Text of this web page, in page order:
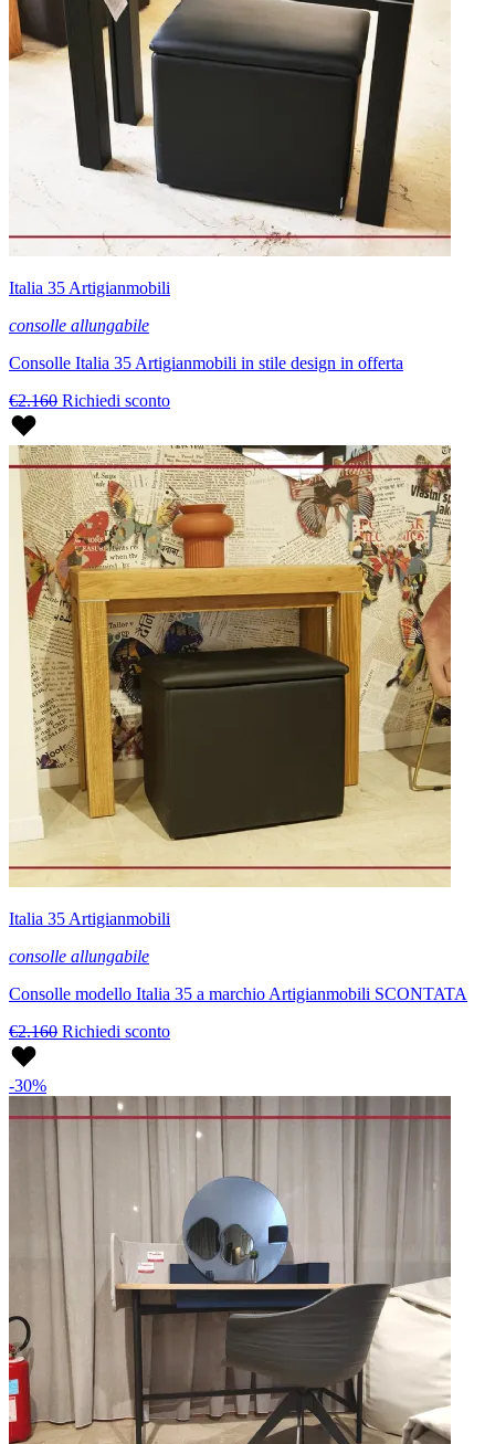
Italia 35 Artigianmobili
consolle allungabile
Consolle Italia 35 Artigianmobili in stile design in offerta
€2.160 Richiedi sconto
Italia 35 Artigianmobili
consolle allungabile
Consolle modello Italia 35 a marchio Artigianmobili SCONTATA
€2.160 Richiedi sconto
-30%